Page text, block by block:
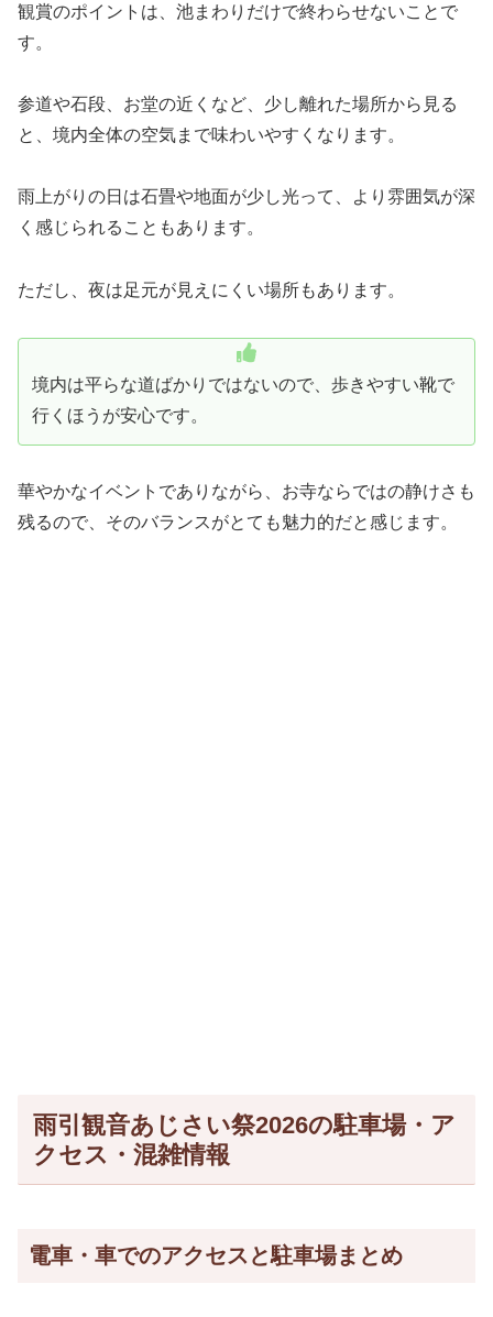
観賞のポイントは、池まわりだけで終わらせないことで
す。
参道や石段、お堂の近くなど、少し離れた場所から見る
と、境内全体の空気まで味わいやすくなります。
雨上がりの日は石畳や地面が少し光って、より雰囲気が深
く感じられることもあります。
ただし、夜は足元が見えにくい場所もあります。
境内は平らな道ばかりではないので、歩きやすい靴で
行くほうが安心です。
華やかなイベントでありながら、お寺ならではの静けさも
残るので、そのバランスがとても魅力的だと感じます。
雨引観音あじさい祭2026の駐車場・ア
クセス・混雑情報
電車・車でのアクセスと駐車場まとめ